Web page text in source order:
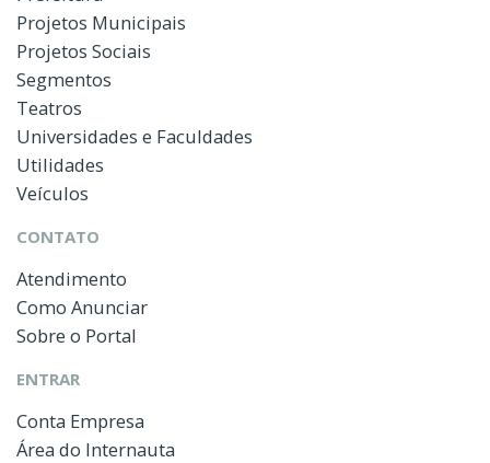
Projetos Municipais
Projetos Sociais
Segmentos
Teatros
Universidades e Faculdades
Utilidades
Veículos
CONTATO
Atendimento
Como Anunciar
Sobre o Portal
ENTRAR
Conta Empresa
Área do Internauta